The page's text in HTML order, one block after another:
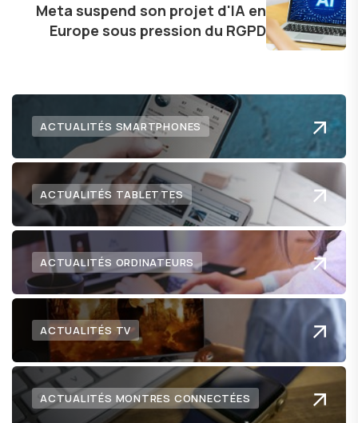
Meta suspend son projet d'IA en
Europe sous pression du RGPD
ACTUALITÉS SMARTPHONES
ACTUALITÉS TABLETTES
ACTUALITÉS ORDINATEURS
ACTUALITÉS TV
ACTUALITÉS MONTRES CONNECTÉES